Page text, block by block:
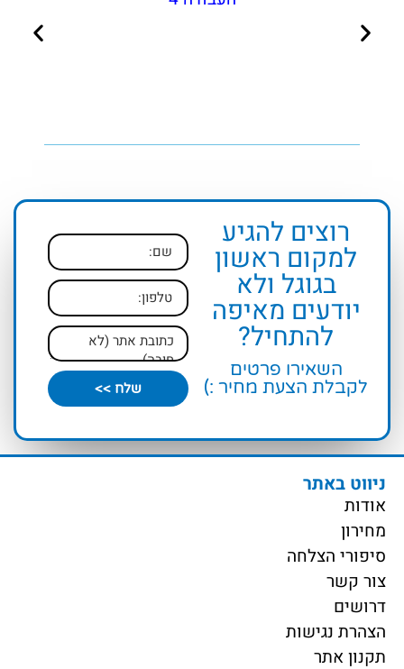
רוצים להגיע
למקום ראשון
בגוגל ולא
יודעים מאיפה
להתחיל?
השאירו פרטים
לקבלת הצעת מחיר :)
שלח >>
ניווט באתר
אודות
מחירון
סיפורי הצלחה
צור קשר
דרושים
הצהרת נגישות
תקנון אתר